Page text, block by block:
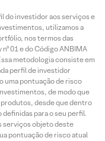
do investidor aos serviços e
utilizamos a
nos termos das
01 e do Código ANBIMA
metodologia consiste em
perfil de investidor
uma pontuação de risco
de modo que
desde que dentro
para o seu perfil.
serviços objeto deste
pontuação de risco atual